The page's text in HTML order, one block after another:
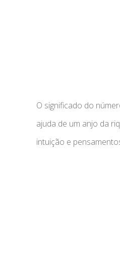
O significado do
ajuda de um anjo da
intuição e